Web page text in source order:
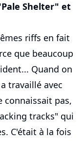
Shelter" et
riffs en fait
que beaucoup
Quand on
travaillé avec
connaissait pas,
tracks" qui
C'était à la fois